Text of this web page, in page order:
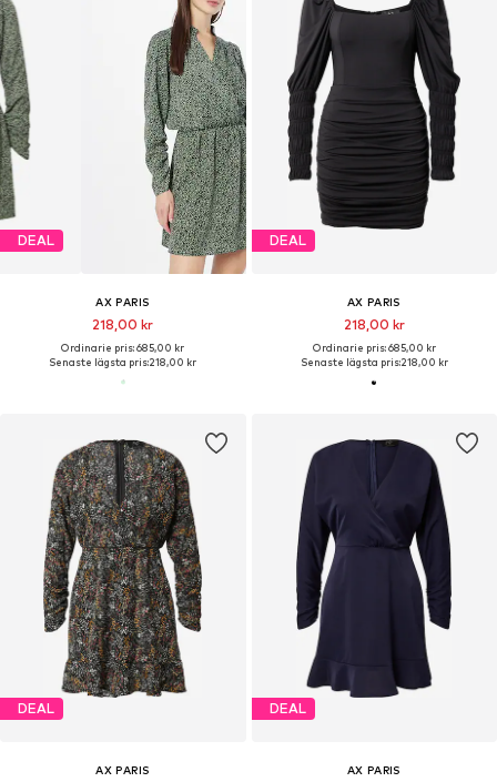
DEAL
AX PARIS
218,00 kr
Ordinarie pris: 685,00 kr
Senaste lägsta pris:218,00 kr
DEAL
AX PARIS
218,00 kr
Ordinarie pris: 685,00 kr
Senaste lägsta pris:218,00 kr
DEAL
AX PARIS
DEAL
AX PARIS